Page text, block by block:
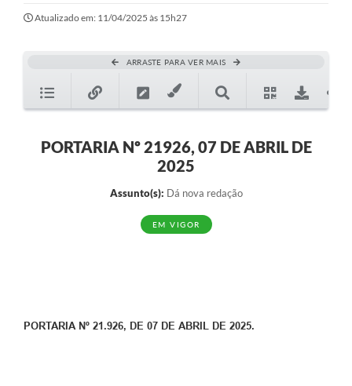
Atualizado em: 11/04/2025 às 15h27
ARRASTE PARA VER MAIS
PORTARIA Nº 21926, 07 DE ABRIL DE
2025
Assunto(s): Dá nova redação
EM VIGOR
PORTARIA Nº 21.926, DE 07 DE ABRIL DE 2025.